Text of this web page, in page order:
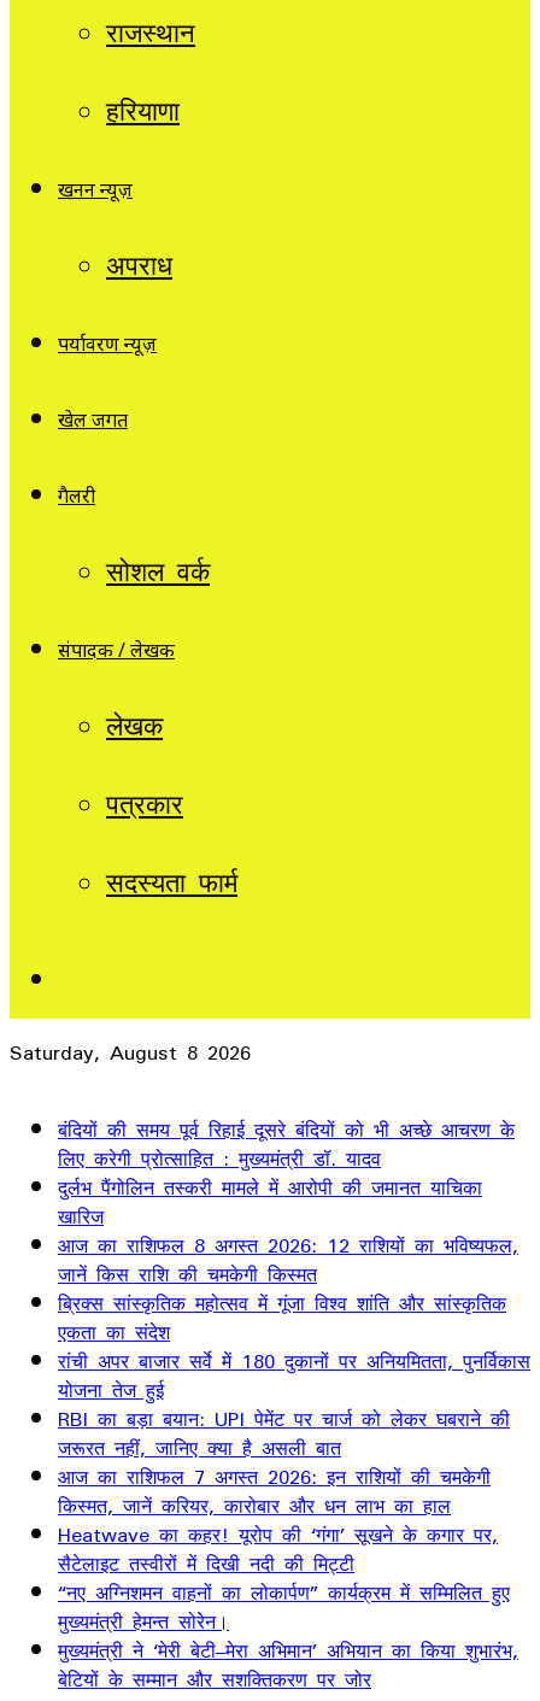
राजस्थान
हरियाणा
खनन न्यूज़
अपराध
पर्यावरण न्यूज़
खेल जगत
गैलरी
सोशल वर्क
संपादक / लेखक
लेखक
पत्रकार
सदस्यता फार्म
Saturday, August 8 2026
बंदियों की समय पूर्व रिहाई दूसरे बंदियों को भी अच्छे आचरण के
लिए करेगी प्रोत्साहित : मुख्यमंत्री डॉ. यादव
दुर्लभ पैंगोलिन तस्करी मामले में आरोपी की जमानत याचिका
खारिज
आज का राशिफल 8 अगस्त 2026: 12 राशियों का भविष्यफल,
जानें किस राशि की चमकेगी किस्मत
ब्रिक्स सांस्कृतिक महोत्सव में गूंजा विश्व शांति और सांस्कृतिक
एकता का संदेश
रांची अपर बाजार सर्वे में 180 दुकानों पर अनियमितता, पुनर्विकास
योजना तेज हुई
RBI का बड़ा बयान: UPI पेमेंट पर चार्ज को लेकर घबराने की
जरूरत नहीं, जानिए क्या है असली बात
आज का राशिफल 7 अगस्त 2026: इन राशियों की चमकेगी
किस्मत, जानें करियर, कारोबार और धन लाभ का हाल
Heatwave का कहर! यूरोप की ‘गंगा’ सूखने के कगार पर,
सैटेलाइट तस्वीरों में दिखी नदी की मिट्टी
“नए अग्निशमन वाहनों का लोकार्पण” कार्यक्रम में सम्मिलित हुए
मुख्यमंत्री हेमन्त सोरेन।
मुख्यमंत्री ने ‘मेरी बेटी–मेरा अभिमान’ अभियान का किया शुभारंभ,
बेटियों के सम्मान और सशक्तिकरण पर जोर